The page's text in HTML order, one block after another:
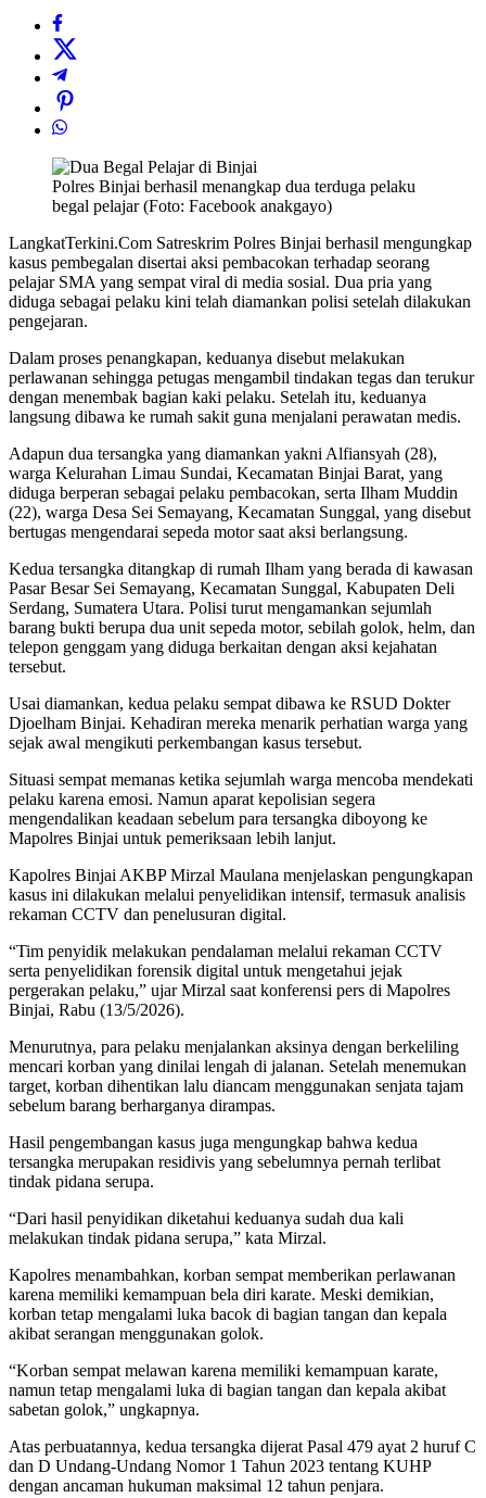
Polres Binjai berhasil menangkap dua terduga pelaku
begal pelajar (Foto: Facebook anakgayo)
LangkatTerkini.Com Satreskrim Polres Binjai berhasil mengungkap
kasus pembegalan disertai aksi pembacokan terhadap seorang
pelajar SMA yang sempat viral di media sosial. Dua pria yang
diduga sebagai pelaku kini telah diamankan polisi setelah dilakukan
pengejaran.
Dalam proses penangkapan, keduanya disebut melakukan
perlawanan sehingga petugas mengambil tindakan tegas dan terukur
dengan menembak bagian kaki pelaku. Setelah itu, keduanya
langsung dibawa ke rumah sakit guna menjalani perawatan medis.
Adapun dua tersangka yang diamankan yakni Alfiansyah (28),
warga Kelurahan Limau Sundai, Kecamatan Binjai Barat, yang
diduga berperan sebagai pelaku pembacokan, serta Ilham Muddin
(22), warga Desa Sei Semayang, Kecamatan Sunggal, yang disebut
bertugas mengendarai sepeda motor saat aksi berlangsung.
Kedua tersangka ditangkap di rumah Ilham yang berada di kawasan
Pasar Besar Sei Semayang, Kecamatan Sunggal, Kabupaten Deli
Serdang, Sumatera Utara. Polisi turut mengamankan sejumlah
barang bukti berupa dua unit sepeda motor, sebilah golok, helm, dan
telepon genggam yang diduga berkaitan dengan aksi kejahatan
tersebut.
Usai diamankan, kedua pelaku sempat dibawa ke RSUD Dokter
Djoelham Binjai. Kehadiran mereka menarik perhatian warga yang
sejak awal mengikuti perkembangan kasus tersebut.
Situasi sempat memanas ketika sejumlah warga mencoba mendekati
pelaku karena emosi. Namun aparat kepolisian segera
mengendalikan keadaan sebelum para tersangka diboyong ke
Mapolres Binjai untuk pemeriksaan lebih lanjut.
Kapolres Binjai AKBP Mirzal Maulana menjelaskan pengungkapan
kasus ini dilakukan melalui penyelidikan intensif, termasuk analisis
rekaman CCTV dan penelusuran digital.
“Tim penyidik melakukan pendalaman melalui rekaman CCTV
serta penyelidikan forensik digital untuk mengetahui jejak
pergerakan pelaku,” ujar Mirzal saat konferensi pers di Mapolres
Binjai, Rabu (13/5/2026).
Menurutnya, para pelaku menjalankan aksinya dengan berkeliling
mencari korban yang dinilai lengah di jalanan. Setelah menemukan
target, korban dihentikan lalu diancam menggunakan senjata tajam
sebelum barang berharganya dirampas.
Hasil pengembangan kasus juga mengungkap bahwa kedua
tersangka merupakan residivis yang sebelumnya pernah terlibat
tindak pidana serupa.
“Dari hasil penyidikan diketahui keduanya sudah dua kali
melakukan tindak pidana serupa,” kata Mirzal.
Kapolres menambahkan, korban sempat memberikan perlawanan
karena memiliki kemampuan bela diri karate. Meski demikian,
korban tetap mengalami luka bacok di bagian tangan dan kepala
akibat serangan menggunakan golok.
“Korban sempat melawan karena memiliki kemampuan karate,
namun tetap mengalami luka di bagian tangan dan kepala akibat
sabetan golok,” ungkapnya.
Atas perbuatannya, kedua tersangka dijerat Pasal 479 ayat 2 huruf C
dan D Undang-Undang Nomor 1 Tahun 2023 tentang KUHP
dengan ancaman hukuman maksimal 12 tahun penjara.